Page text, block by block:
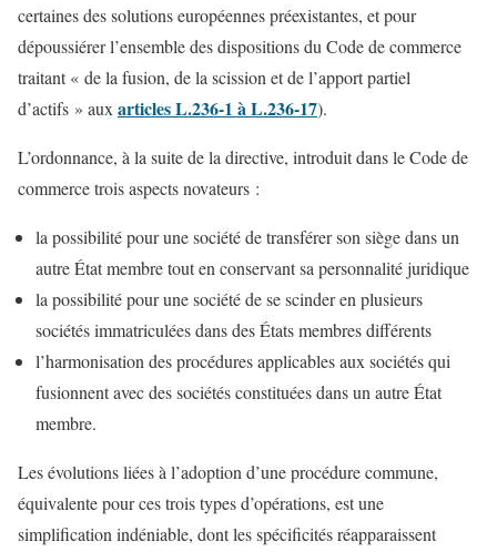
certaines des solutions européennes préexistantes, et pour
dépoussiérer l’ensemble des dispositions du Code de commerce
traitant « de la fusion, de la scission et de l’apport partiel
d’actifs » aux articles L.236-1 à L.236-17).
L’ordonnance, à la suite de la directive, introduit dans le Code de
commerce trois aspects novateurs :
la possibilité pour une société de transférer son siège dans un
autre État membre tout en conservant sa personnalité juridique
la possibilité pour une société de se scinder en plusieurs
sociétés immatriculées dans des États membres différents
l’harmonisation des procédures applicables aux sociétés qui
fusionnent avec des sociétés constituées dans un autre État
membre.
Les évolutions liées à l’adoption d’une procédure commune,
équivalente pour ces trois types d’opérations, est une
simplification indéniable, dont les spécificités réapparaissent